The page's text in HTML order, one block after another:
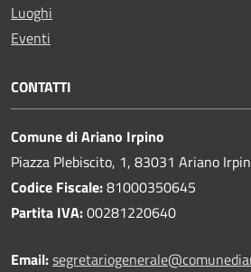
Luoghi
Eventi
CONTATTI
Comune di Ariano Irpino
Piazza Plebiscito, 1, 83031 Ariano
Codice Fiscale:81000350645
Partita IVA:00281220640
Email: